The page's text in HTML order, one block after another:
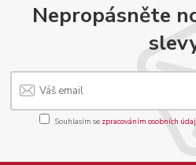
Nepropásněte
Souhlasím se zpracováním osobních